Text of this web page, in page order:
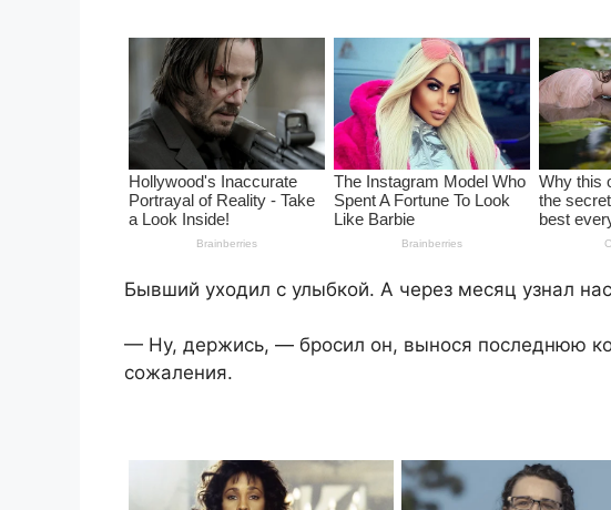
Бывший уходил с улыбкой. А через месяц узнал
— Ну, держись, — бросил он, вынося последнюю
сожаления.